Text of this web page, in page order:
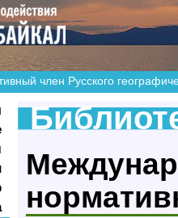
член Русского